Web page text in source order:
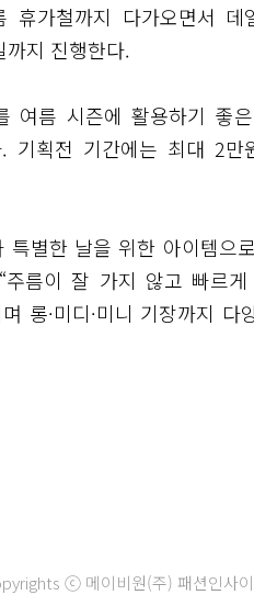
휴가철까지 다가오면서
까지 진행한다.
여름 시즌에 활용하기 좋
. 기획전 기간에는 최대 2
특별한 날을 위한 아이템으
주름이 잘 가지 않고 빠르
롱·미디·미니 기장까지
ⓒ 메이비원(주) 패션인사